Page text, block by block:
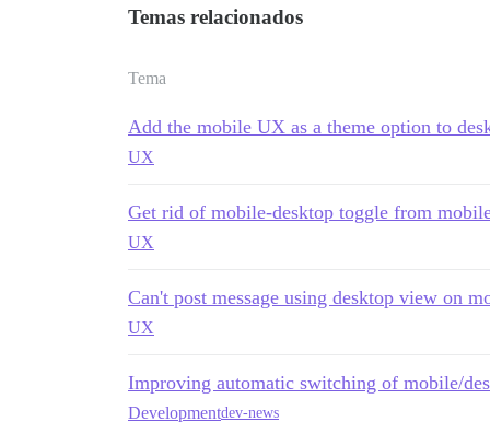
Temas relacionados
Tema
Add the mobile UX as a theme option to
UX
Get rid of mobile-desktop toggle from
UX
Can't post message using desktop view on
UX
Improving automatic switching of mobile/
Developmentdev-news